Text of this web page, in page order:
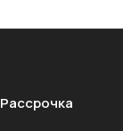
Рассрочка